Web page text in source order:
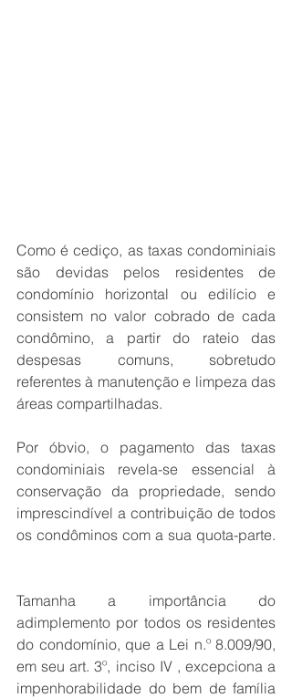
Como é cediço, as taxas condominiais
são devidas pelos residentes de
condomínio horizontal ou edilício e
consistem no valor cobrado de cada
condômino, a partir do rateio das
despesas comuns, sobretudo
referentes à manutenção e limpeza das
áreas compartilhadas.
Por óbvio, o pagamento das taxas
condominiais revela-se essencial à
conservação da propriedade, sendo
imprescindível a contribuição de todos
os condôminos com a sua quota-parte.
Tamanha a importância do
adimplemento por todos os residentes
do condomínio, que a Lei n.º 8.009/90,
em seu art. 3º, inciso IV , excepciona a
impenhorabilidade do bem de família